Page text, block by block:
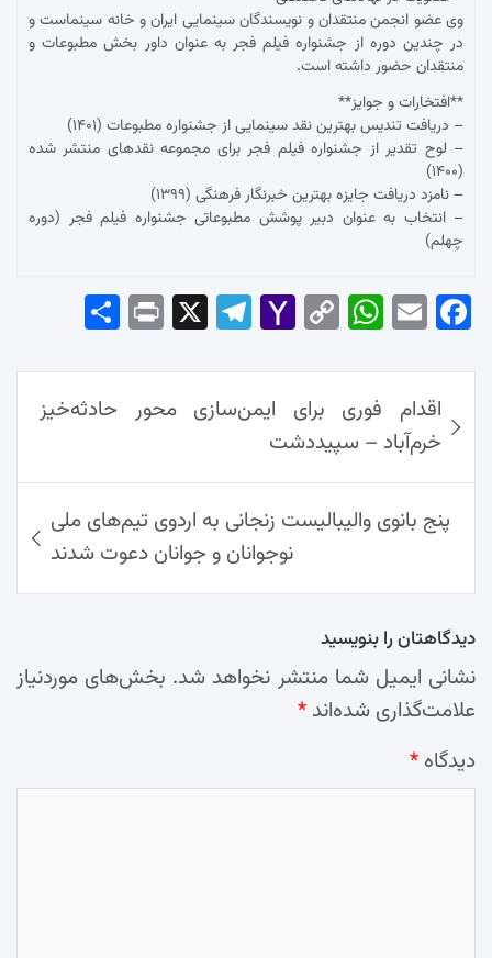
وی عضو انجمن منتقدان و نویسندگان سینمایی ایران و خانه سینماست و
در چندین دوره از جشنواره فیلم فجر به عنوان داور بخش مطبوعات و
منتقدان حضور داشته است.
**افتخارات و جوایز**
– دریافت تندیس بهترین نقد سینمایی از جشنواره مطبوعات (۱۴۰۱)
– لوح تقدیر از جشنواره فیلم فجر برای مجموعه نقدهای منتشر شده
(۱۴۰۰)
– نامزد دریافت جایزه بهترین خبرنگار فرهنگی (۱۳۹۹)
– انتخاب به عنوان دبیر پوشش مطبوعاتی جشنواره فیلم فجر (دوره
چهلم)
Fac
ok
Em
Wh
Ap
p
Co
Lin
k
Yah
Mai
l
Tel
am
Pri
راهبری
نوشته‌ها
اقدام فوری برای ایمن‌سازی محور حادثه‌خیز
خرم‌آباد – سپیددشت
پنج بانوی والیبالیست زنجانی به اردوی تیم‌های ملی
نوجوانان و جوانان دعوت شدند
دیدگاهتان را بنویسید
نشانی ایمیل شما منتشر نخواهد شد. بخش‌های موردنیاز
علامت‌گذاری شده‌اند *
دیدگاه *